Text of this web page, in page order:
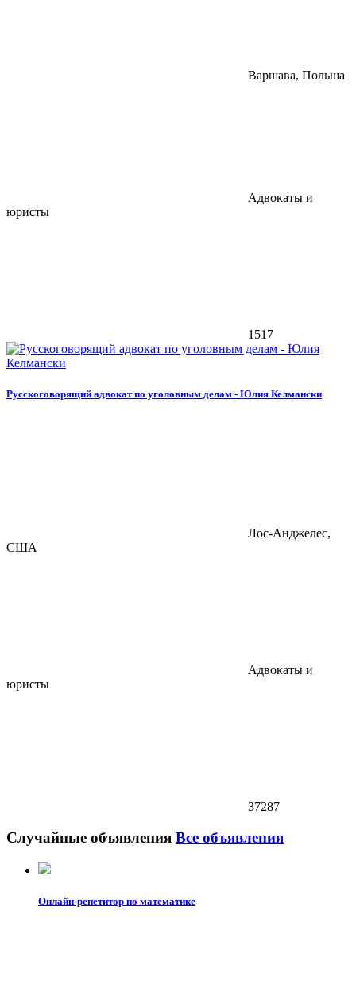
Варшава, Польша
Адвокаты и
юристы
1517
Русскоговорящий адвокат по уголовным делам - Юлия Келмански
Лос-Анджелес,
США
Адвокаты и
юристы
37287
Случайные объявления Все объявления
Онлайн-репетитор по математике